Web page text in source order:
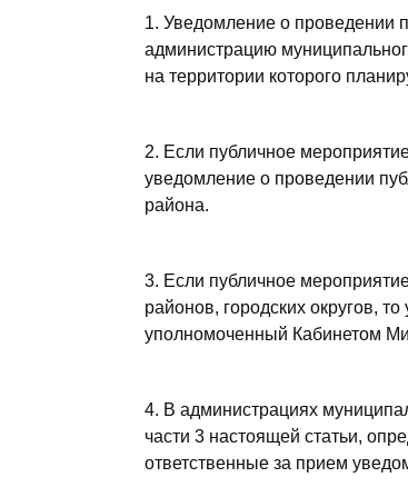
1. Уведомление о проведении
администрацию
на территории которого
2. Если публичное
уведомление о проведении
района.
3. Если публичное
районов, городских округов,
уполномоченный Кабинетом
4. В администрациях
части 3 настоящей статьи,
ответственные за прием